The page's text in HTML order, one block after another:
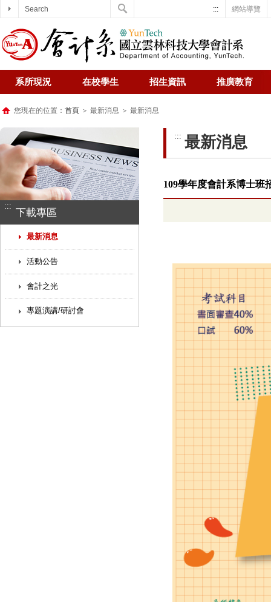
網站導覽
:::
系所現況 在校學生 招生資訊 推廣教育
您現在的位置： 首頁 ＞ 最新消息 ＞ 最新消息
:::
下載專區
最新消息
活動公告
會計之光
專題演講/研討會
::: 最新消息
109學年度會計系博士班
Search